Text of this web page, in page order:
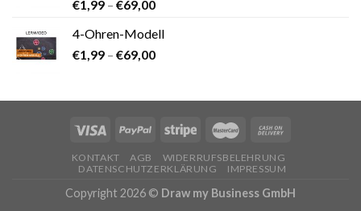
€1,99 – €69,00
4-Ohren-Modell
€1,99 – €69,00
KONTAKT AGB
WIDERRUFSBELEHRUNG
DATENSCHUTZERKLÄRUNG
IMPRESSUM
Copyright 2026 © Draw my Business GmbH